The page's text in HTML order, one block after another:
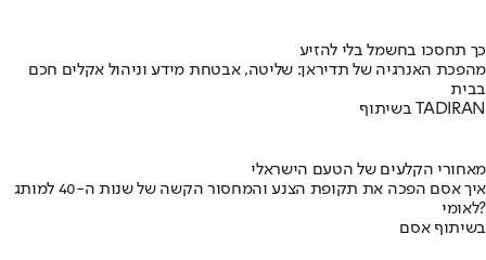
כך תחסכו בחשמל בלי להזיע
מהפכת האנרגיה של תדיראן: שליטה, אבטחת מידע וניהול אקלים חכם
בבית
בשיתוף TADIRAN
מאחורי הקלעים של הטעם הישראלי
איך אסם הפכה את תקופת הצנע והמחסור הקשה של שנות ה-40 למותג
לאומי?
בשיתוף אסם